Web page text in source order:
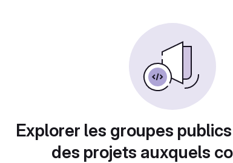
Explorer les groupes
des projets auxquels